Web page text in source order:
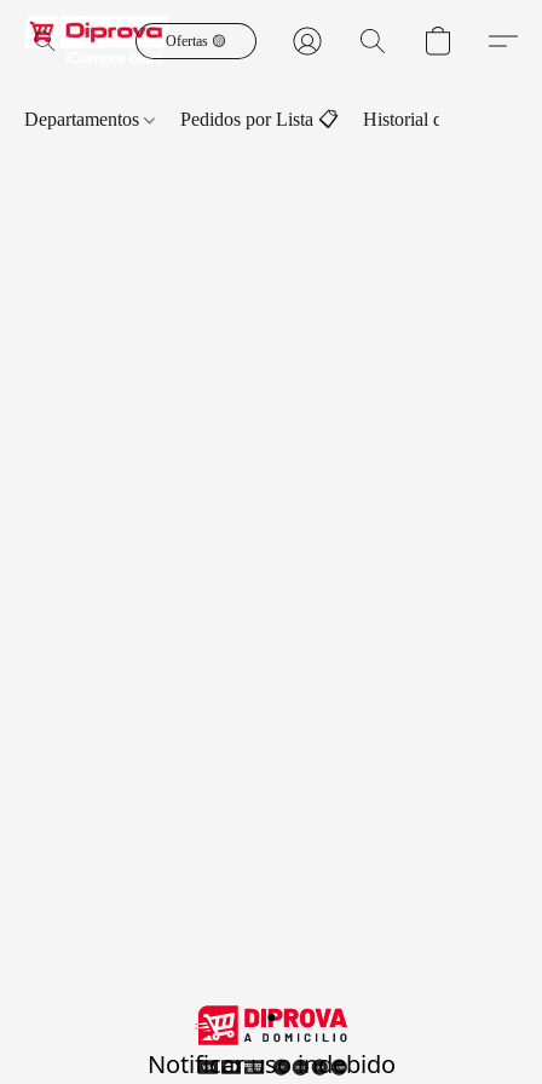
Ofertas 🟡
Departamentos Pedidos por Lista 📋 Historial de Pedidos
.
Notificar uso indebido